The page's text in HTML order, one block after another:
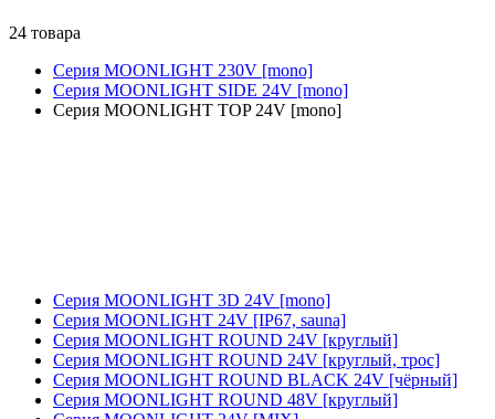
24 товара
Серия MOONLIGHT 230V [mono]
Серия MOONLIGHT SIDE 24V [mono]
Серия MOONLIGHT TOP 24V [mono]
Серия MOONLIGHT 3D 24V [mono]
Серия MOONLIGHT 24V [IP67, sauna]
Серия MOONLIGHT ROUND 24V [круглый]
Серия MOONLIGHT ROUND 24V [круглый, трос]
Серия MOONLIGHT ROUND BLACK 24V [чёрный]
Серия MOONLIGHT ROUND 48V [круглый]